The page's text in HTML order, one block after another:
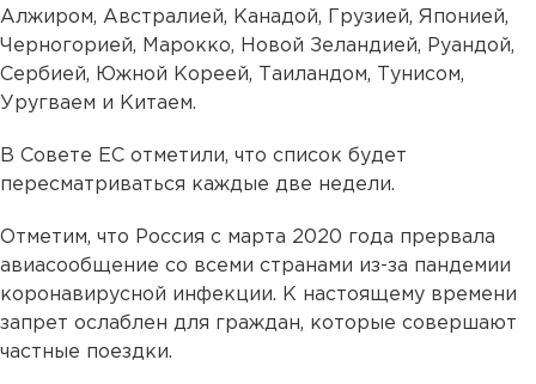
Алжиром, Австралией, Канадой, Грузией, Японией,
Черногорией, Марокко, Новой Зеландией, Руандой,
Сербией, Южной Кореей, Таиландом, Тунисом,
Уругваем и Китаем.
В Совете ЕС отметили, что список будет
пересматриваться каждые две недели.
Отметим, что Россия с марта 2020 года прервала
авиасообщение со всеми странами из-за пандемии
коронавирусной инфекции. К настоящему времени
запрет ослаблен для граждан, которые совершают
частные поездки.